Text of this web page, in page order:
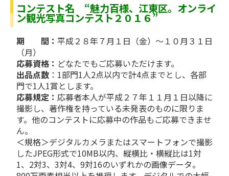
コンテスト名 “魅力百様、江東区。オンライ
ン観光写真コンテスト２０１６”
期 間： 平成２８年７月１日（金）～１０月３１日
（月）
応募資格： どなたでもご応募いただけます。
出品点数 ：1部門1人2点以内で計4点までとし、各部
門で1人1賞とします。
応募規定： 応募者本人が平成２７年１１月１日以降に
撮影し、著作権を持っている未発表のものに限りま
す。他のコンテストに応募中の作品もご応募できませ
ん。
＜規格＞デジタルカメラまたはスマートフォンで撮影
したJPEG形式で10MB以内、縦横比・横縦比は1対
1、2対3、3対4、9対16のいずれかの画像データ。